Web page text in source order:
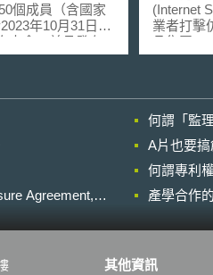
個成員（含國家
年10月31日至
大會，並且發布
立對抗勒索軟體
織、與私部門合
年
以下三個面向：
力 對CRI新成員
，例如由以色列
成員之資通安
、促進資訊共享
享資安威脅指
(Internet
業者打擊
品集團
英國五大
免網路使
權的違
Group為
等精品品
表示此次
者邁前了
益感到
侵權為由
何謂「監
A片也要
何謂專利
Agreement,
產學合作
其他資訊